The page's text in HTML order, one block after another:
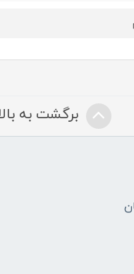
برگشت به